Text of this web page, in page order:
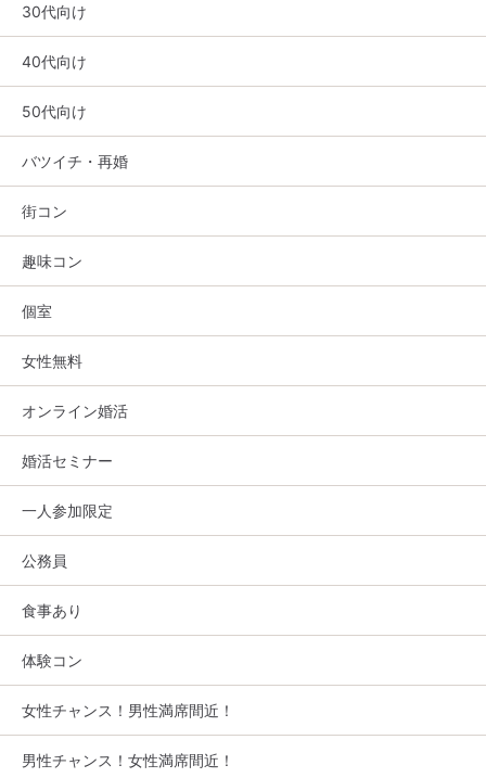
30代向け
40代向け
50代向け
バツイチ・再婚
街コン
趣味コン
個室
女性無料
オンライン婚活
婚活セミナー
一人参加限定
公務員
食事あり
体験コン
女性チャンス！男性満席間近！
男性チャンス！女性満席間近！